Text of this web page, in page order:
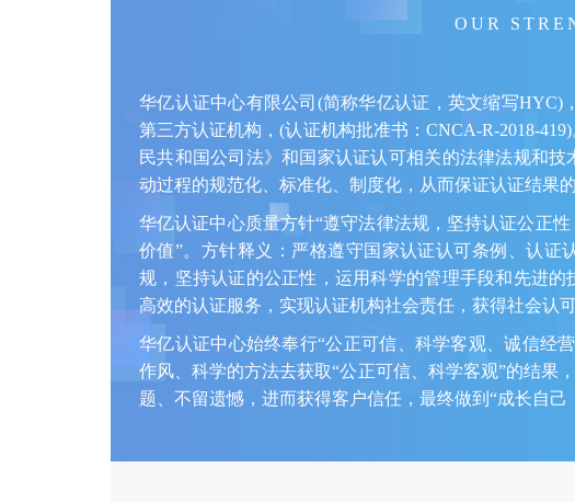
OUR
华亿认证中心有限公司(简称华亿认证，英文缩写HYC)
第三方认证机构，(认证机构批准书：CNCA-R-2018-
民共和国公司法》和国家认证认可相关的法律法规和
动过程的规范化、标准化、制度化，从而保证认证结果
华亿认证中心质量方针“遵守法律法规，坚持认证公正
价值”。方针释义：严格遵守国家认证认可条例、认
规，坚持认证的公正性，运用科学的管理手段和先进的
高效的认证服务，实现认证机构社会责任，获得社会认可
华亿认证中心始终奉行“公正可信、科学客观、诚信经
作风、科学的方法去获取“公正可信、科学客观”的结果
题、不留遗憾，进而获得客户信任，最终做到“成长自己